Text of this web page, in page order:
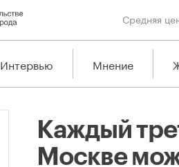
Средняя
Интервью Мнение
Каждый
Москве